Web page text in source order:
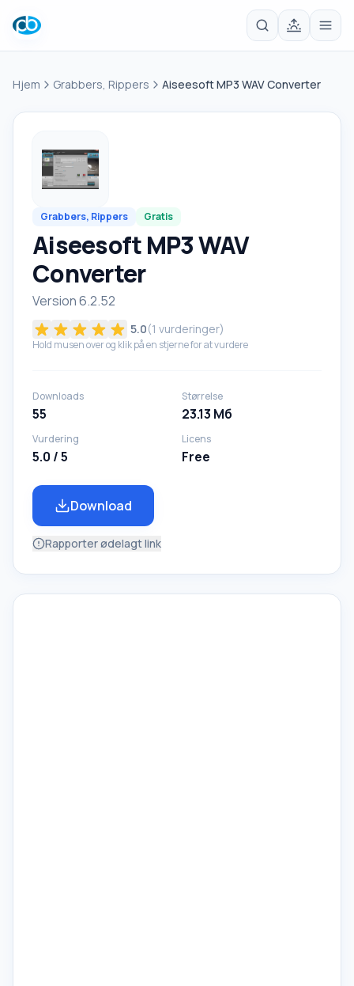
Hjem Grabbers, Rippers Aiseesoft MP3 WAV Converter
Grabbers, Rippers Gratis
Aiseesoft MP3 WAV
Converter
Version 6.2.52
5.0(1 vurderinger)
Hold musen over og klik på en stjerne for at vurdere
Downloads
55
Størrelse
23.13 Мб
Vurdering
5.0 / 5
Licens
Free
Download
Rapporter ødelagt link